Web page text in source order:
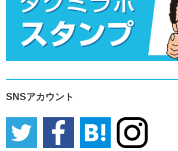
SNSアカウント